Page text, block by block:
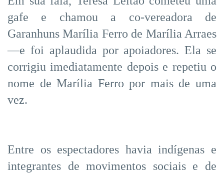
gafe e chamou a co-vereadora de
Garanhuns Marília Ferro de Marília Arraes
—e foi aplaudida por apoiadores. Ela se
corrigiu imediatamente depois e repetiu o
nome de Marília Ferro por mais de uma
vez.
Entre os espectadores havia indígenas e
integrantes de movimentos sociais e de